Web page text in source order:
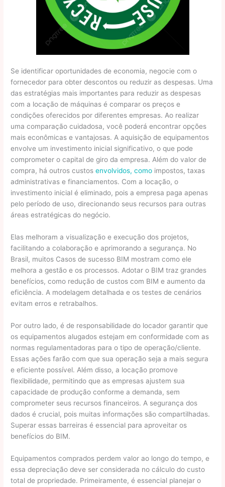
Se identificar oportunidades de economia, negocie com o
fornecedor para obter descontos ou reduzir as despesas. Uma
das estratégias mais importantes para reduzir as despesas
com a locação de máquinas é comparar os preços e
condições oferecidos por diferentes empresas. Ao realizar
uma comparação cuidadosa, você poderá encontrar opções
mais econômicas e vantajosas. A aquisição de equipamentos
envolve um investimento inicial significativo, o que pode
comprometer o capital de giro da empresa. Além do valor de
compra, há outros custosenvolvidos, como impostos, taxas
administrativas e financiamentos. Com a locação, o
investimento inicial é eliminado, pois a empresa paga apenas
pelo período de uso, direcionando seus recursos para outras
áreas estratégicas do negócio.
Elas melhoram a visualização e execução dos projetos,
facilitando a colaboração e aprimorando a segurança. No
Brasil, muitos Casos de sucesso BIM mostram como ele
melhora a gestão e os processos. Adotar o BIM traz grandes
benefícios, como redução de custos com BIM e aumento da
eficiência. A modelagem detalhada e os testes de cenários
evitam erros e retrabalhos.
Por outro lado, é de responsabilidade do locador garantir que
os equipamentos alugados estejam em conformidade com as
normas regulamentadoras para o tipo de operação/cliente.
Essas ações farão com que sua operação seja a mais segura
e eficiente possível. Além disso, a locação promove
flexibilidade, permitindo que as empresas ajustem sua
capacidade de produção conforme a demanda, sem
comprometer seus recursos financeiros. A segurança dos
dados é crucial, pois muitas informações são compartilhadas.
Superar essas barreiras é essencial para aproveitar os
benefícios do BIM.
Equipamentos comprados perdem valor ao longo do tempo, e
essa depreciação deve ser considerada no cálculo do custo
total de propriedade. Primeiramente, é essencial planejar o